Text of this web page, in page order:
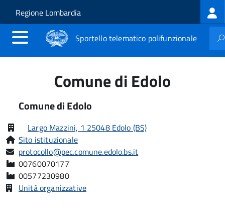
Salta al contenuto principale
Skip to site navigation
Regione Lombardia
Sportello telematico polifunzionale
Comune di Edolo
Comune di Edolo
Largo Mazzini, 1 25048 Edolo (BS)
Sito istituzionale
protocollo@pec.comune.edolo.bs.it
00760070177
00577230980
Unità organizzative